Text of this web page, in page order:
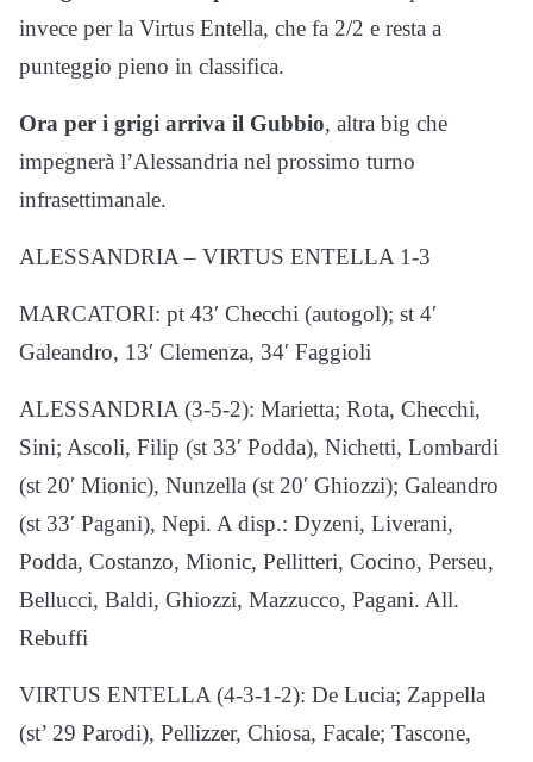
invece per la Virtus Entella, che fa 2/2 e resta a
punteggio pieno in classifica.
Ora per i grigi arriva il Gubbio, altra big che
impegnerà l’Alessandria nel prossimo turno
infrasettimanale.
ALESSANDRIA – VIRTUS ENTELLA 1-3
MARCATORI: pt 43′ Checchi (autogol); st 4′
Galeandro, 13′ Clemenza, 34′ Faggioli
ALESSANDRIA (3-5-2): Marietta; Rota, Checchi,
Sini; Ascoli, Filip (st 33′ Podda), Nichetti, Lombardi
(st 20′ Mionic), Nunzella (st 20′ Ghiozzi); Galeandro
(st 33′ Pagani), Nepi. A disp.: Dyzeni, Liverani,
Podda, Costanzo, Mionic, Pellitteri, Cocino, Perseu,
Bellucci, Baldi, Ghiozzi, Mazzucco, Pagani. All.
Rebuffi
VIRTUS ENTELLA (4-3-1-2): De Lucia; Zappella
(st’ 29 Parodi), Pellizzer, Chiosa, Facale; Tascone,